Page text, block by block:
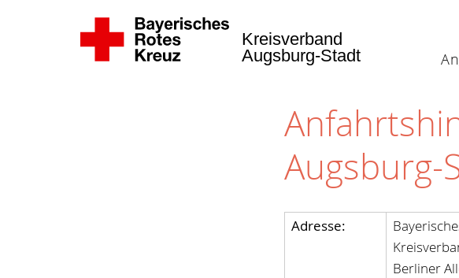
Kreisverband
Augsburg-Stadt
Augsburg-
Adresse:
Berliner